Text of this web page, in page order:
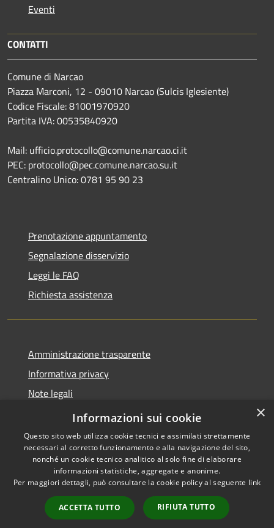
Eventi
CONTATTI
Comune di Narcao
Piazza Marconi, 12 - 09010 Narcao (Sulcis Iglesiente)
Codice Fiscale: 81001970920
Partita IVA: 00535840920
Mail: ufficio.protocollo@comune.narcao.ci.it
PEC: protocollo@pec.comune.narcao.su.it
Centralino Unico: 0781 95 90 23
Prenotazione appuntamento
Segnalazione disservizio
Leggi le FAQ
Richiesta assistenza
Amministrazione trasparente
Informativa privacy
Note legali
Dichiarazione di accessibilità
Accessibilità
Copyright © 2026 • Comune di
Narcao • Powered by
Municipium•
Accesso
redazione
×
Informazioni sui cookie
Questo sito web utilizza cookie tecnici e assimilati strettamente
necessari al corretto funzionamento e alla navigazione del sito,
nonché un cookie tecnico analitico al solo fine di elaborare
informazioni statistiche, aggregate e anonime.
Per maggiori dettagli, può consultare la cookie policy al seguente link
ACCETTA TUTTO RIFIUTA TUTTO